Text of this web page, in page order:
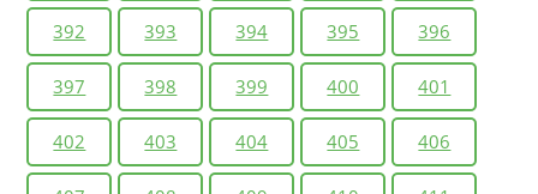
392 393 394 395 396
397 398 399 400 401
402 403 404 405 406